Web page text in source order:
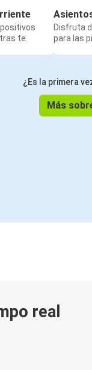
te
Disfruta
para las
¿Es la primera
Más
real